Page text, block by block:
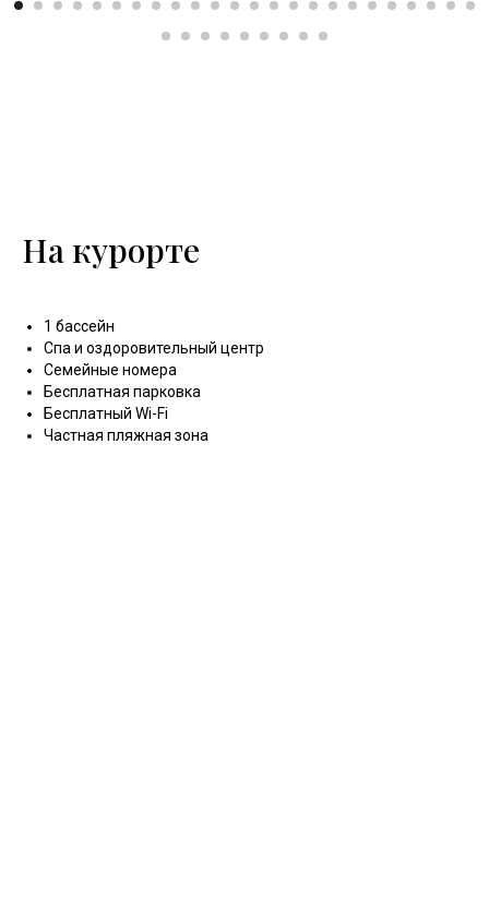
На курорте
1 бассейн
Спа и оздоровительный центр
Семейные номера
Бесплатная парковка
Бесплатный Wi-Fi
Частная пляжная зона